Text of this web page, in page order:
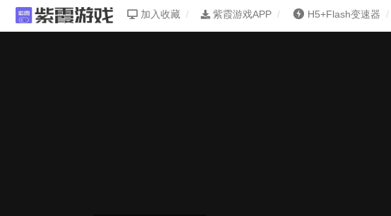
加入收藏 紫霞游戏APP H5+Flash变速器